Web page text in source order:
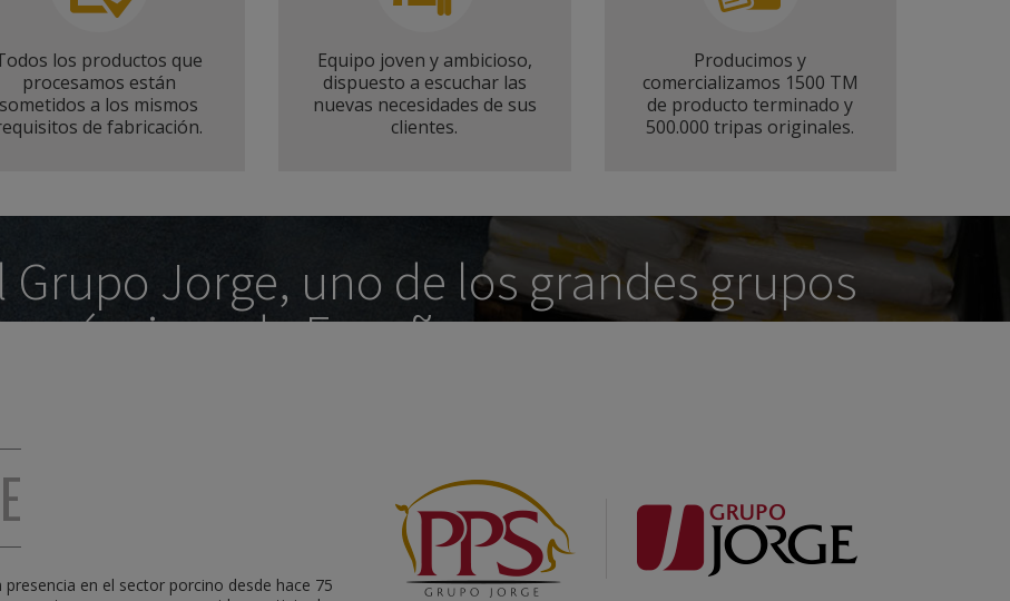
los productos que
procesamos están
sometidos a los mismos
de fabricación.
Equipo joven y ambicioso,
dispuesto a escuchar las
nuevas necesidades de sus
clientes.
Producimos y
comercializamos 1500 TM
de producto terminado y
500.000 tripas originales.
Jorge, uno de los grandes grupos
cárnicos de España.
en el sector porcino desde hace 75